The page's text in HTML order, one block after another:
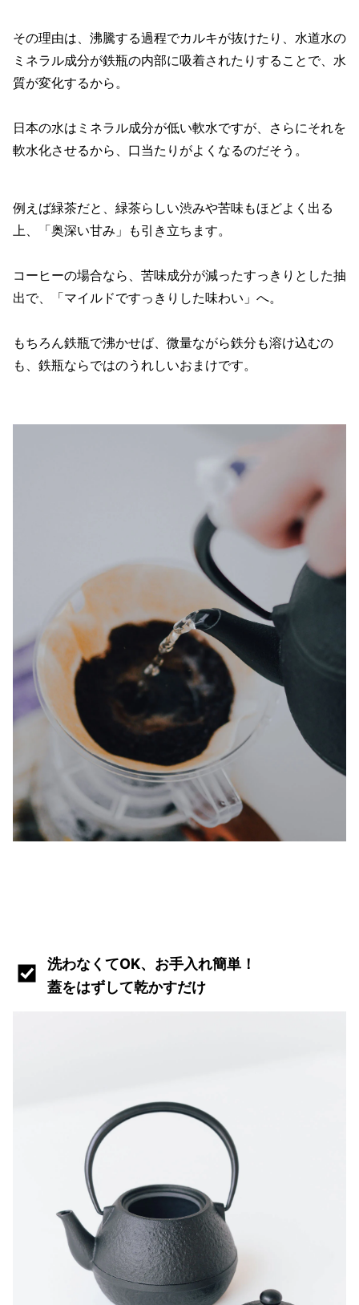
その理由は、沸騰する過程でカルキが抜けたり、水道水の
ミネラル成分が鉄瓶の内部に吸着されたりすることで、水
質が変化するから。
日本の水はミネラル成分が低い軟水ですが、さらにそれを
軟水化させるから、口当たりがよくなるのだそう。
例えば緑茶だと、緑茶らしい渋みや苦味もほどよく出る
上、「奥深い甘み」も引き立ちます。
コーヒーの場合なら、苦味成分が減ったすっきりとした抽
出で、「マイルドですっきりした味わい」へ。
もちろん鉄瓶で沸かせば、微量ながら鉄分も溶け込むの
も、鉄瓶ならではのうれしいおまけです。
洗わなくてOK、お手入れ簡単！
蓋をはずして乾かすだけ